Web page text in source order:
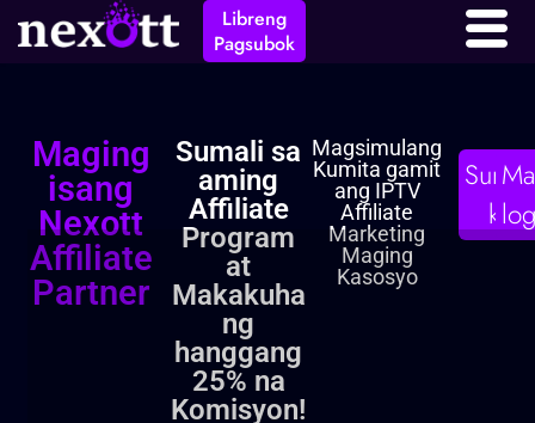
Libreng
Pagsubok
kaanib
Maging
isang
Nexott
Affiliate
Partner
Sumali sa
aming
Affiliate
Program
at
Makakuha
ng
hanggang
25% na
Komisyon!
Magsimulang
Kumita gamit
ang IPTV
Affiliate
Marketing
Maging
Kasosyo
Sumali
ka